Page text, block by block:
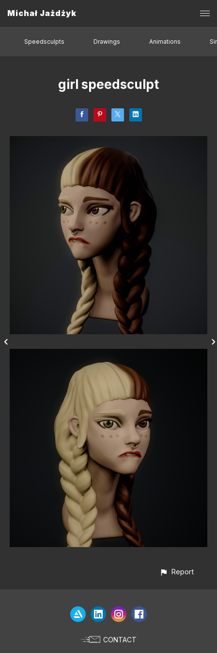
Michał Jażdżyk
Speedsculpts Drawings Animations
girl speedsculpt
Report
CONTACT